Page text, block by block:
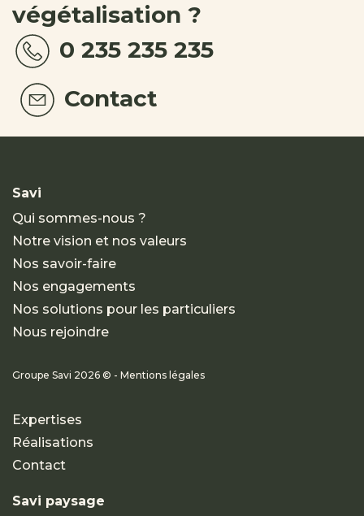
végétalisation ?
0 235 235 235
Contact
Savi
Qui sommes-nous ?
Notre vision et nos valeurs
Nos savoir-faire
Nos engagements
Nos solutions pour les particuliers
Nous rejoindre
Groupe Savi 2026 © - Mentions légales
Expertises
Réalisations
Contact
Savi paysage